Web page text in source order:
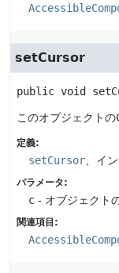
setCursor
public void
このオブジェクトの
定義:
setCursor 、イ
パラメータ:
c - オブジェクト
関連項目: